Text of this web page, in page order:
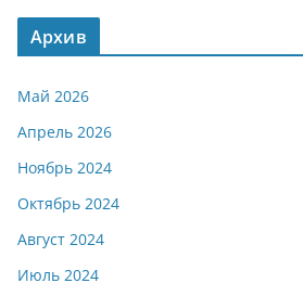
Архив
Май 2026
Апрель 2026
Ноябрь 2024
Октябрь 2024
Август 2024
Июль 2024